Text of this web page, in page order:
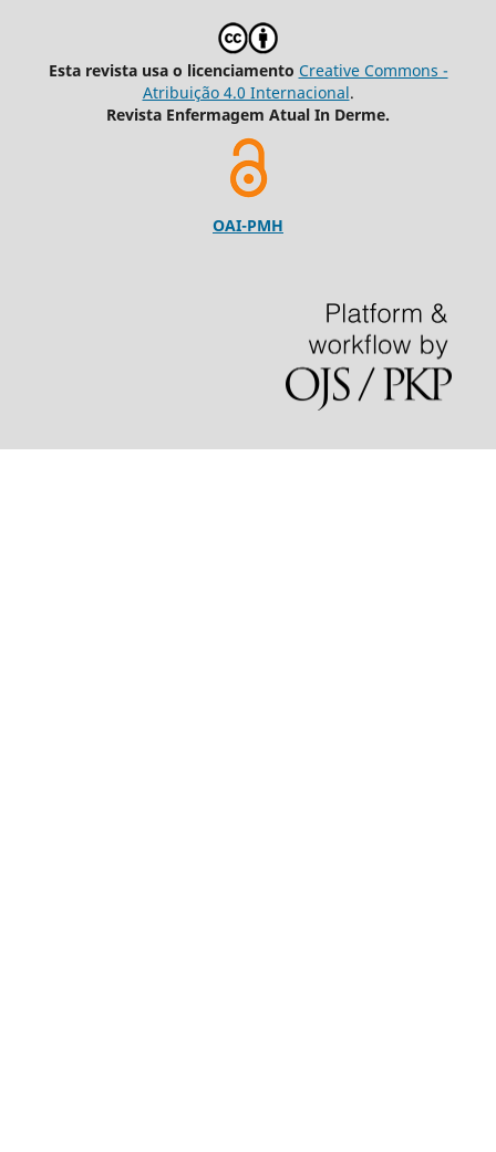
Esta revista usa o licenciamento Creative Commons -
Atribuição 4.0 Internacional.
Revista Enfermagem Atual In Derme.
OAI-PMH